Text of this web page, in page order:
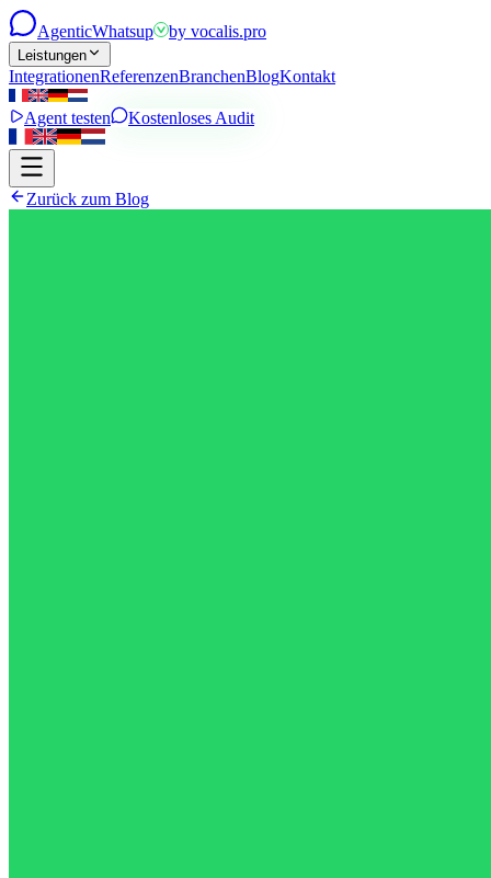
AgenticWhatsup by vocalis.pro
Leistungen
IntegrationenReferenzenBranchenBlogKontakt
Agent testen Kostenloses Audit
Zurück zum Blog